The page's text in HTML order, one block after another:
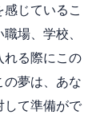
じているこ
場、学校、
れる際にこの
の夢は、あな
して準備がで